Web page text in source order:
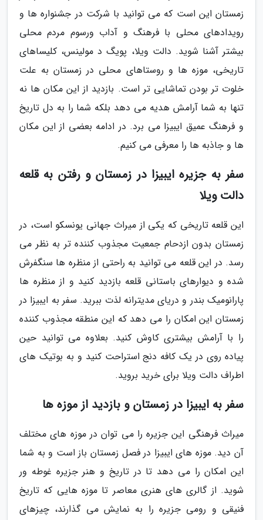
زمستان این است که می توانید با شرکت در جشنواره ها و
رویدادهای محلی با فرهنگ و آداب ورسوم مردم محلی
بیشتر آشنا شوید. دالت ویلا، پویگ د مولینس، کلیساهای
تاریخی، موزه ها و روستاهای محلی در زمستان به علت
خلوت تر بودن تماشایی تر است. بازدید از این مکان ها نه
تنها به شما آرامش هدیه می دهد بلکه شما را به دل تاریخ
و فرهنگ عمیق ایبیزا می برد. در ادامه بعضی از این مکان
ها و جاذبه ها را معرفی می کنیم.
سفر به جزیره ایبیزا در زمستان و رفتن به قلعه
دالت ویلا
این قلعه تاریخی که یکی از میراث جهانی یونسکو است، در
زمستان بدون ازدحام جمعیت مجذوب کننده تر به نظر می
رسد. در این قلعه می توانید به راحتی از منظره ها سنگفرش
شده و دیوارهای باستانی قلعه بازدید کنید و از منظره ها
پارانومیک بندر و دریای مدیترانه لذت ببرید. سفر به ایبیزا در
زمستان این امکان را می دهد که این منطقه مجذوب کننده
را با آرامش بیشتری کاوش کنید. بعلاوه می توانید حین
پیاده روی در یک کافه دنج استراحت کنید و به بوتیک های
اطراف دالت ویلا برای خرید بروید.
سفر به ایبیزا در زمستان و بازدید از موزه ها
میراث فرهنگی این جزیره را می توان در موزه های مختلف
آن دید. موزه های ایبیزا در فصل زمستان باز است و به شما
این امکان را می دهد تا در تاریخ و هنر جزیره غوطه ور
شوید. از گالری های هنری معاصر تا موزه هایی که تاریخ
فنیقی و رومی جزیره را به نمایش می گذارند، چیزهای